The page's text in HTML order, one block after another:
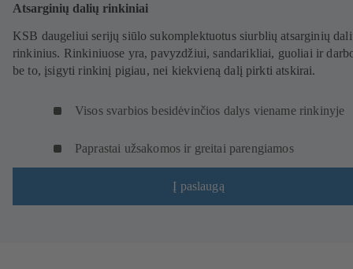
Atsarginių dalių rinkiniai
KSB daugeliui serijų siūlo sukomplektuotus siurblių atsarginių
rinkinius. Rinkiniuose yra, pavyzdžiui, sandarikliai, guoliai ir
be to, įsigyti rinkinį pigiau, nei kiekvieną dalį pirkti atskirai.
Visos svarbios besidėvinčios dalys viename rinkinyje
Paprastai užsakomos ir greitai parengiamos
Į paslaugą